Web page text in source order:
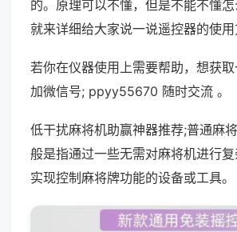
的。原理可以不懂，但是不能不懂
就来详细给大家说一说遥控器的使用
若你在仪器使用上需要帮助，想获
加微信号; ppyy55670 随时交流 。
低干扰麻将机助赢神器推荐;普通麻
般是指通过一些无需对麻将机进行
实现控制麻将牌功能的设备或工具。